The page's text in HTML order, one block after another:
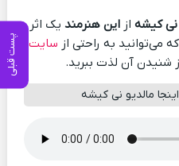
پست قبلی
نی کیشه از این هنرمند یک اثر
به راحتی از سایت
شنیدن آن لذت ببرید.
مالدیو نی کیشه